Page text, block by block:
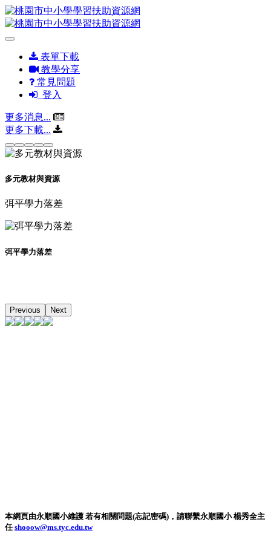
表單下載
教學分享
常見問題
登入
更多消息...
更多下載...
多元教材與資源
弭平學力落差
弭平學力落差
Previous Next
本網頁由永順國小維護 若有相關問題(忘記密碼)，請聯繫永順國小 楊秀全主
任shooow@ms.tyc.edu.tw